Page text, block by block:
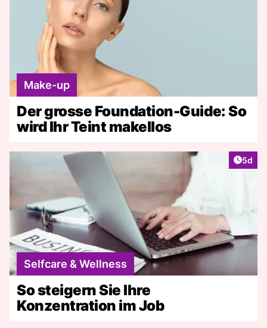
Make-up
Der grosse Foundation-Guide: So
wird Ihr Teint makellos
5d
Selfcare & Wellness
So steigern Sie Ihre
Konzentration im Job